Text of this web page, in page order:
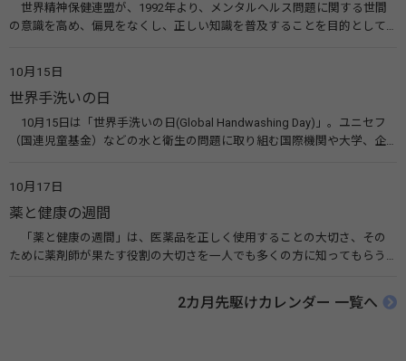
世界精神保健連盟が、1992年より、メンタルヘルス問題に関する世間
の意識を高め、偏見をなくし、正しい知識を普及することを目的として、
す。 関連リンク 世界メンタルヘルスデー（厚生労働省） 働く人のメンタ
ルヘルス・ポータルサイト「こころの耳」（厚生労働省）
10月15日
世界手洗いの日
10月15日は「世界手洗いの日(Global Handwashing Day)」。ユニセフ
（国連児童基金）などの水と衛生の問題に取り組む国際機関や大学、企
10月17日
薬と健康の週間
「薬と健康の週間」は、医薬品を正しく使用することの大切さ、その
ために薬剤師が果たす役割の大切さを一人でも多くの方に知ってもらう
伝えたい！薬との付き合い方」（保健指導リソースガイド）
2カ月先駆けカレンダー 一覧へ